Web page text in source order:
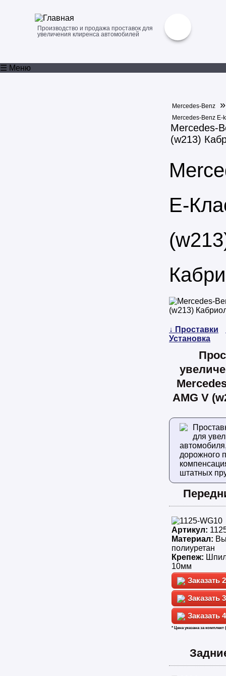
Производство и продажа проставок для
увеличения клиренса автомобилей
☰ Меню
Mercedes-Benz
Mercedes-Benz E-
Mercedes-
(w213)
E-
↓ Проставки
Установка
AMG V
для
дорожного
штатных
Артикул:
Материал:
полиуретан
Крепеж:
10мм
* Цена указана за